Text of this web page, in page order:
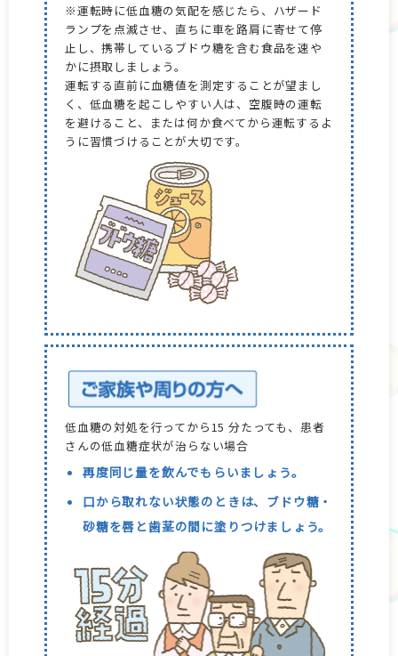
※運転時に低血糖の気配を感じたら、ハザード
ランプを点滅させ、直ちに車を路肩に寄せて停
止し、携帯しているブドウ糖を含む食品を速や
かに摂取しましょう。
運転する直前に血糖値を測定することが望まし
く、低血糖を起こしやすい人は、空腹時の運転
を避けること、または何か食べてから運転するよ
うに習慣づけることが大切です。
低血糖の対処を行ってから15 分たっても、患者
さんの低血糖症状が治らない場合
再度同じ量を飲んでもらいましょう。
口から取れない状態のときは、ブドウ糖・
砂糖を唇と歯茎の間に塗りつけましょう。